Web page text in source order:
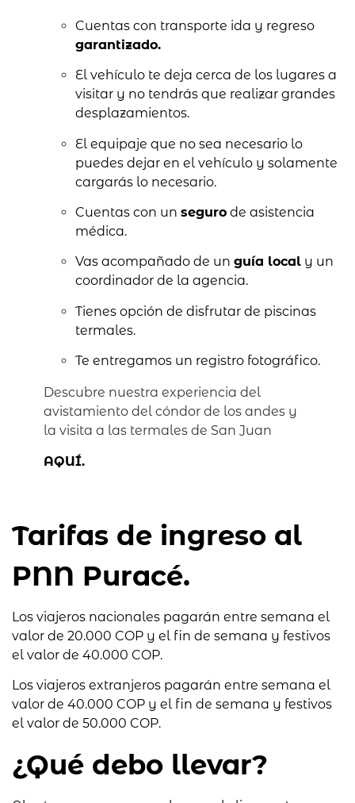
Cuentas con transporte ida y regreso
garantizado.
El vehículo te deja cerca de los lugares a
visitar y no tendrás que realizar grandes
desplazamientos.
El equipaje que no sea necesario lo
puedes dejar en el vehículo y solamente
cargarás lo necesario.
Cuentas con un seguro de asistencia
médica.
Vas acompañado de un guía local y un
coordinador de la agencia.
Tienes opción de disfrutar de piscinas
termales.
Te entregamos un registro fotográfico.
Descubre nuestra experiencia del
avistamiento del cóndor de los andes y
la visita a las termales de San Juan
AQUÍ.
Tarifas de ingreso al
PNN Puracé.
Los viajeros nacionales pagarán entre semana el
valor de 20.000 COP y el fin de semana y festivos
el valor de 40.000 COP.
Los viajeros extranjeros pagarán entre semana el
valor de 40.000 COP y el fin de semana y festivos
el valor de 50.000 COP.
¿Qué debo llevar?